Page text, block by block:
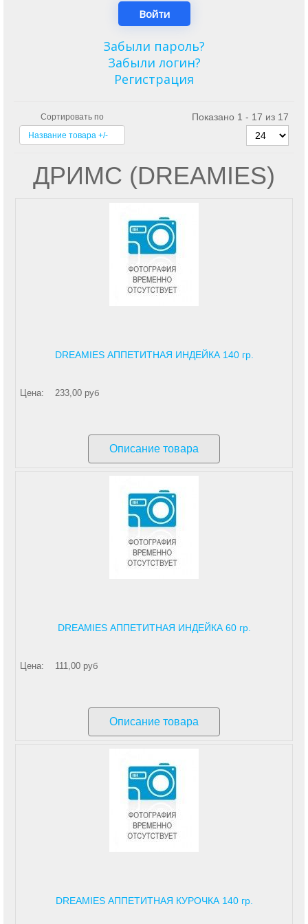
Забыли пароль?
Забыли логин?
Регистрация
Сортировать по
Название товара +/-
Показано 1 - 17 из 17
ДРИМС (DREAMIES)
DREAMIES АППЕТИТНАЯ ИНДЕЙКА 140 гр.
Цена: 233,00 руб
Описание товара
DREAMIES АППЕТИТНАЯ ИНДЕЙКА 60 гр.
Цена: 111,00 руб
Описание товара
DREAMIES АППЕТИТНАЯ КУРОЧКА 140 гр.